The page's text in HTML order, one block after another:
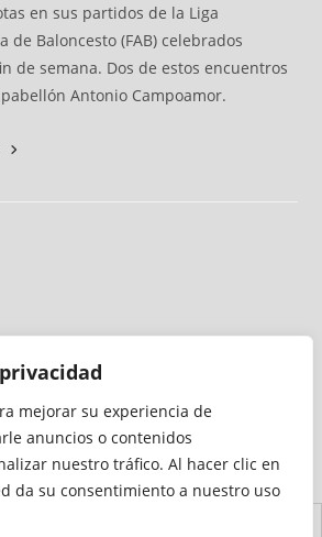
mejorar su experiencia de
anuncios o contenidos
nuestro tráfico. Al hacer clic en
da su consentimiento a nuestro uso
en sus partidos de la Liga
de Baloncesto (FAB) celebrados
de semana. Dos de estos encuentros
Antonio Campoamor.
por